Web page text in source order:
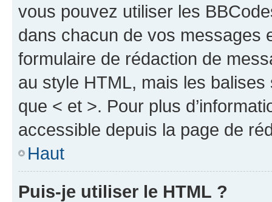
vous pouvez utiliser les
dans chacun de vos messages
formulaire de rédaction de
au style HTML, mais les
que < et >. Pour plus
accessible depuis la page de
Haut
Puis-je utiliser le HTML ?